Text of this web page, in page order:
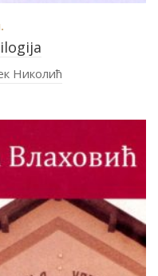
Николић